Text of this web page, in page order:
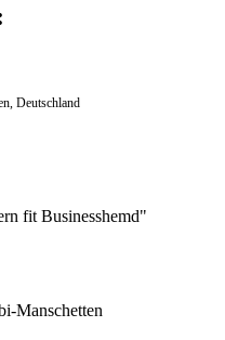
Deutschland
fit Businesshemd"
Manschetten